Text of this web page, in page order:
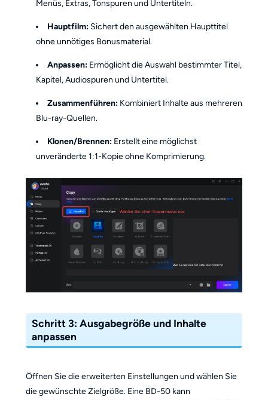
Menüs, Extras, Tonspuren und Untertiteln.
Hauptfilm: Sichert den ausgewählten Haupttitel
ohne unnötiges Bonusmaterial.
Anpassen: Ermöglicht die Auswahl bestimmter Titel,
Kapitel, Audiospuren und Untertitel.
Zusammenführen: Kombiniert Inhalte aus mehreren
Blu-ray-Quellen.
Klonen/Brennen: Erstellt eine möglichst
unveränderte 1:1-Kopie ohne Komprimierung.
Schritt 3: Ausgabegröße und Inhalte
anpassen
Öffnen Sie die erweiterten Einstellungen und wählen Sie
die gewünschte Zielgröße. Eine BD-50 kann